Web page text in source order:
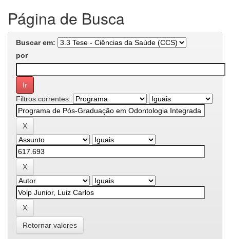
Página de Busca
Buscar em:
por
Filtros correntes:
Retornar valores